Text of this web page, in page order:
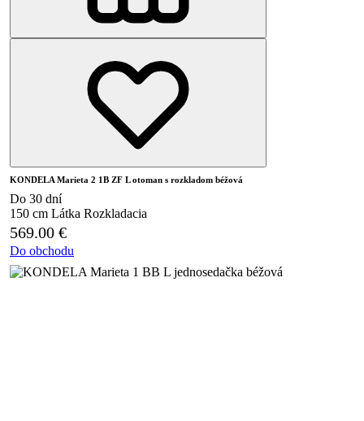
KONDELA Marieta 2 1B ZF L otoman s rozkladom béžová
Do 30 dní
150 cm Látka Rozkladacia
569.00 €
Do obchodu